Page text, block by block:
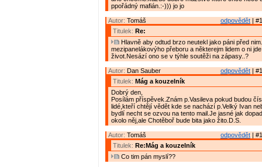
ppořádný mafián.:-))) jo jo
odpovědět |
Autor: Tomáš
Titulek: Re:
Hlavně aby odtud brzo neutekl jako páni před
mezipanelákovýho přeboru a některejm lidem o ni
život.Nesází ono se v týhle soutěži na zápasy..?
odpovědět |
Autor: Dan Sauber
Titulek: Mág a kouzelník
Dobrý den,
Posílám příspěvek.Znám p.Vasileva pokud budou
lidé,kteří chtějí vědět kde se nachází p.Velký Ivan
bydlí necht se ozvou na tento mail.Je jasné jak
okolo něj,ale Chotěboř bude bita jako žito.D.S.
odpovědět |
Autor: Tomáš
Titulek: Re:Mág a kouzelník
Co tim pán myslí??